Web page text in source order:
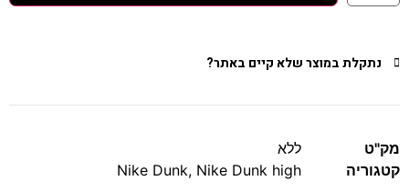
נתקלת במוצר שלא קיים באתר?
מק"ט
ללא
קטגוריה
Nike Dunk, Nike Dunk high